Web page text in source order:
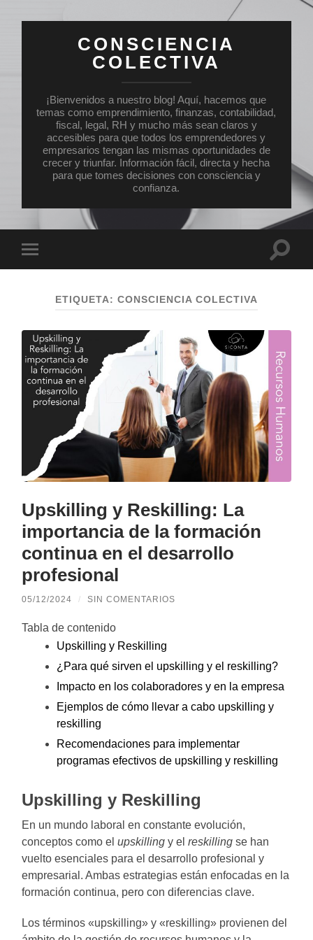
CONSCIENCIA
COLECTIVA
¡Bienvenidos a nuestro blog! Aquí, hacemos que
temas como emprendimiento, finanzas, contabilidad,
fiscal, legal, RH y mucho más sean claros y
accesibles para que todos los emprendedores y
empresarios tengan las mismas oportunidades de
crecer y triunfar. Información fácil, directa y hecha
para que tomes decisiones con consciencia y
confianza.
el
móvil
ETIQUETA: CONSCIENCIA COLECTIVA
Upskilling y Reskilling: La
importancia de la formación
continua en el desarrollo
profesional
05/12/2024 / SIN COMENTARIOS
Tabla de contenido
Upskilling y Reskilling
¿Para qué sirven el upskilling y el reskilling?
Impacto en los colaboradores y en la empresa
Ejemplos de cómo llevar a cabo upskilling y
reskilling
Recomendaciones para implementar
programas efectivos de upskilling y reskilling
Upskilling y Reskilling
En un mundo laboral en constante evolución,
conceptos como elupskilling y elreskilling se han
vuelto esenciales para el desarrollo profesional y
empresarial. Ambas estrategias están enfocadas en la
formación continua, pero con diferencias clave.
Los términos «upskilling» y «reskilling» provienen del